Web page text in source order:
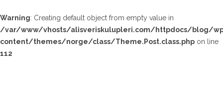
Warning: Creating default object from empty value in
/var/www/vhosts/alisveriskulupleri.com/httpdocs/blog/
content/themes/norge/class/Theme.Post.class.php on line
112